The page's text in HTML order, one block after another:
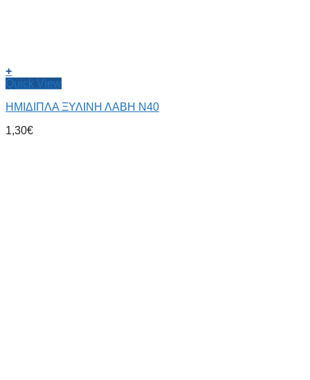
+
Quick View
ΗΜΙΔΙΠΛΑ ΞΥΛΙΝΗ ΛΑΒΗ Ν40
1,30€